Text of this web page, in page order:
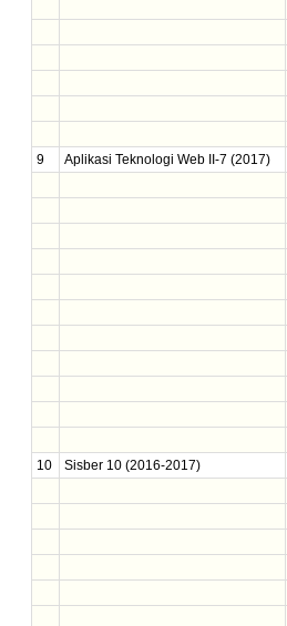
9 Aplikasi Teknologi Web II-7 (2017)
10 Sisber 10 (2016-2017)